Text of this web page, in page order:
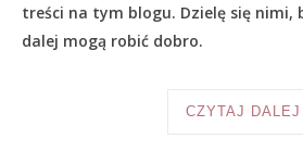
treści na tym blogu. Dzielę się nimi,
dalej mogą robić dobro.
CZYTAJ DALEJ